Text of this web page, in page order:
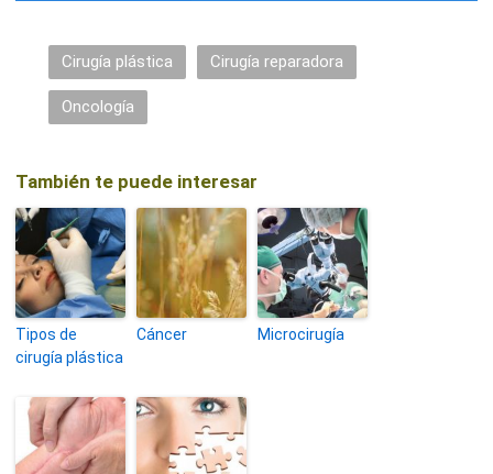
Cirugía plástica Cirugía reparadora
Oncología
También te puede interesar
Tipos de
cirugía plástica
Cáncer Microcirugía